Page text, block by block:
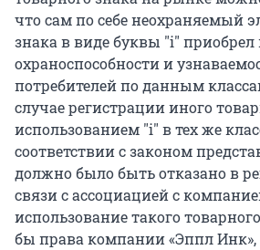
что сам по себе неохраняемый
знака в виде буквы "i"
охраноспособности и
потребителей по данным
случае регистрации иного
использованием "i" в тех же
соответствии с законом
должно было быть отказано в
связи с ассоциацией с
использование такого
бы права компании «Эппл Инк»,